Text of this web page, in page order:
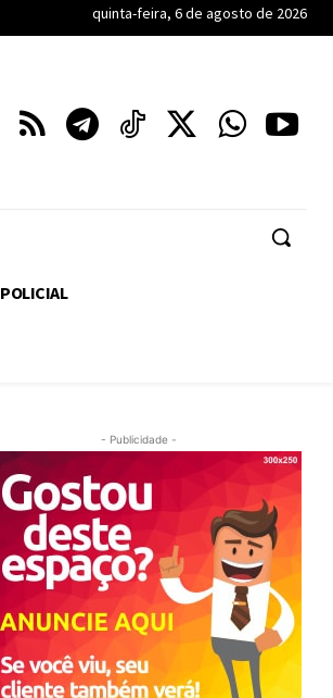
quinta-feira, 6 de agosto de 2026
POLICIAL
- Publicidade -